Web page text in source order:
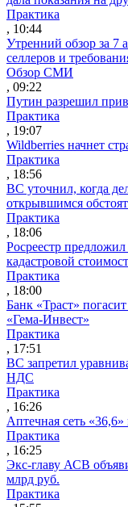
Практика
, 10:44
Утренний обзор за 7
селлеров и
Обзор СМИ
, 09:22
Путин разрешил
Практика
, 19:07
Wildberries начнет
Практика
, 18:56
ВС уточнил, когда
открывшимся
Практика
, 18:06
Росреестр
кадастровой
Практика
, 18:00
Банк «Траст»
«Гема-Инвест»
Практика
, 17:51
ВС запретил
НДС
Практика
, 16:26
Аптечная сеть
Практика
, 16:25
Экс-главу АСВ
млрд руб.
Практика